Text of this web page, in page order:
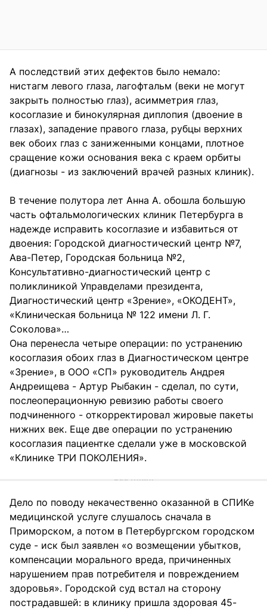
А последствий этих дефектов было немало:
нистагм левого глаза, лагофтальм (веки не могут
закрыть полностью глаз), асимметрия глаз,
косоглазие и бинокулярная диплопия (двоение в
глазах), западение правого глаза, рубцы верхних
век обоих глаз с заниженными концами, плотное
сращение кожи основания века с краем орбиты
(диагнозы - из заключений врачей разных клиник).
В течение полутора лет Анна А. обошла большую
часть офтальмологических клиник Петербурга в
надежде исправить косоглазие и избавиться от
двоения: Городской диагностический центр №7,
Ава-Петер, Городская больница №2,
Консультативно-диагностический центр с
поликлиникой Управделами президента,
Диагностический центр «Зрение», «ОКОДЕНТ»,
«Клиническая больница № 122 имени Л. Г.
Соколова»…
Она перенесла четыре операции: по устранению
косоглазия обоих глаз в Диагностическом центре
«Зрение», в ООО «СП» руководитель Андрея
Андреищева - Артур Рыбакин - сделал, по сути,
послеоперационную ревизию работы своего
подчиненного - откорректировал жировые пакеты
нижних век. Еще две операции по устранению
косоглазия пациентке сделали уже в московской
«Клинике ТРИ ПОКОЛЕНИЯ».
Дело по поводу некачественно оказанной в СПИКе
медицинской услуге слушалось сначала в
Приморском, а потом в Петербургском городском
суде - иск был заявлен «о возмещении убытков,
компенсации морального вреда, причиненных
нарушением прав потребителя и повреждением
здоровья». Городской суд встал на сторону
пострадавшей: в клинику пришла здоровая 45-